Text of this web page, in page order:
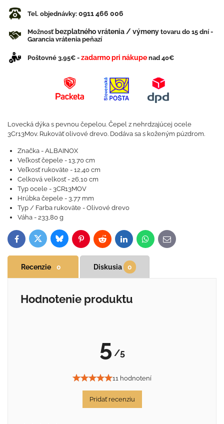
Tel. objednávky: 0911 466 006
Možnosťbezplatného vrátenia / výmeny tovaru do 15 dní -
Garancia vrátenia peňazí
Poštovné 3,95€ - zadarmo pri nákupe nad 40€
Lovecká dýka s pevnou čepelou. Čepel z nehrdzajúcej ocele
3Cr13Mov. Rukoväť olivové drevo. Dodáva sa s koženým púzdrom.
Značka - ALBAINOX
Veľkosť čepele - 13,70 cm
Veľkosť rukoväte - 12,40 cm
Celková velkosť - 26,10 cm
Typ ocele - 3CR13MOV
Hrúbka čepele - 3,77 mm
Typ / Farba rukoväte - Olivové drevo
Váha - 233,80 g
FacebookTwitterBlueskyPinterestReddit LinkedInWhatsApp
E-
mail
Recenzie 0 Diskusia 0
Hodnotenie produktu
5 /5
11 hodnotení
Pridať recenziu